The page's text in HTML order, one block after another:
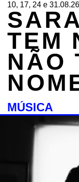
10, 17, 24 e
TEM
NÃO
MÚSICA